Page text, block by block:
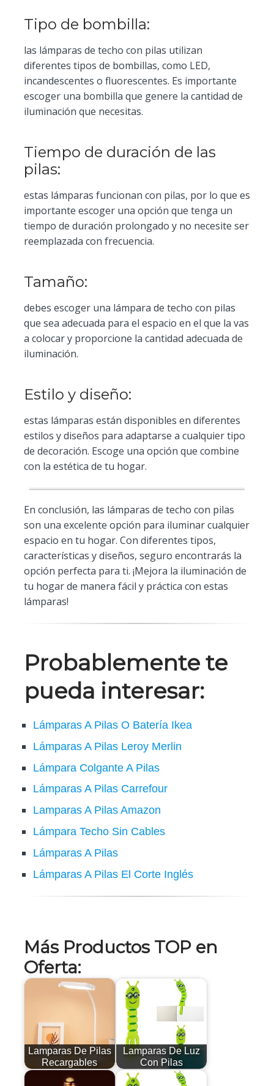
Tipo de bombilla:
las lámparas de techo con pilas utilizan
diferentes tipos de bombillas, como LED,
incandescentes o fluorescentes. Es importante
escoger una bombilla que genere la cantidad de
iluminación que necesitas.
Tiempo de duración de las
pilas:
estas lámparas funcionan con pilas, por lo que es
importante escoger una opción que tenga un
tiempo de duración prolongado y no necesite ser
reemplazada con frecuencia.
Tamaño:
debes escoger una lámpara de techo con pilas
que sea adecuada para el espacio en el que la vas
a colocar y proporcione la cantidad adecuada de
iluminación.
Estilo y diseño:
estas lámparas están disponibles en diferentes
estilos y diseños para adaptarse a cualquier tipo
de decoración. Escoge una opción que combine
con la estética de tu hogar.
En conclusión, las lámparas de techo con pilas
son una excelente opción para iluminar cualquier
espacio en tu hogar. Con diferentes tipos,
características y diseños, seguro encontrarás la
opción perfecta para ti. ¡Mejora la iluminación de
tu hogar de manera fácil y práctica con estas
lámparas!
Probablemente te
pueda interesar:
Lámparas A Pilas O Batería Ikea
Lámparas A Pilas Leroy Merlin
Lámpara Colgante A Pilas
Lámparas A Pilas Carrefour
Lamparas A Pilas Amazon
Lámpara Techo Sin Cables
Lámparas A Pilas
Lámparas A Pilas El Corte Inglés
Más Productos TOP en
Oferta:
Lamparas De Pilas
Recargables
Lamparas De Luz
Con Pilas